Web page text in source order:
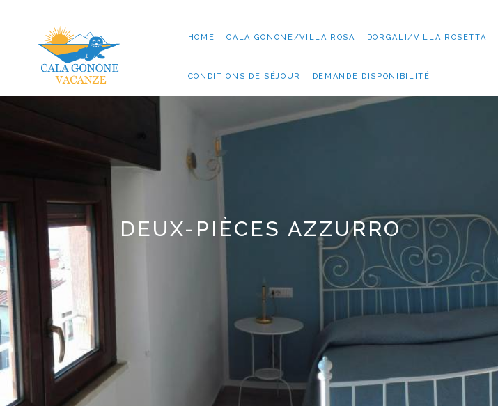
HOME CALA GONONE/VILLA ROSA DORGALI/VILLA ROSETTA
CONDITIONS DE SÉJOUR DEMANDE DISPONIBILITÉ
DEUX-PIÈCES AZZURRO